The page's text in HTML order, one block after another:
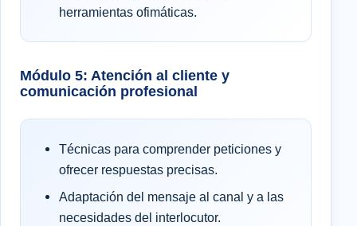
herramientas ofimáticas.
Módulo 5: Atención al cliente y
comunicación profesional
Técnicas para comprender peticiones y
ofrecer respuestas precisas.
Adaptación del mensaje al canal y a las
necesidades del interlocutor.